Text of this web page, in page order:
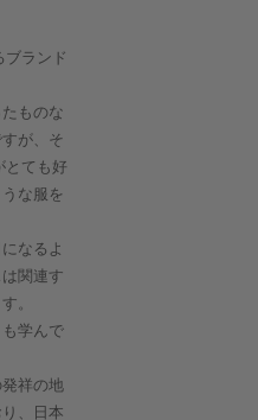
ブランド
ものな
が、そ
とても好
な服を
なるよ
関連す
。
学んで
祥の地
、日本